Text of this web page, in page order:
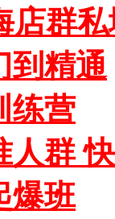
店群
到精通
练营
人群
爆班